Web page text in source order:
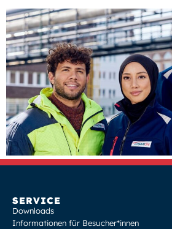
SERVICE
Downloads
Informationen für Besucher*innen